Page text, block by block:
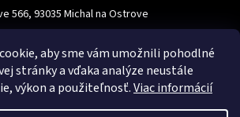
aby sme vám umožnili pohodlné
stránky a vďaka analýze neustále
výkon a použiteľnosť.Viac informácií
566, 93035 Michal na Ostrove